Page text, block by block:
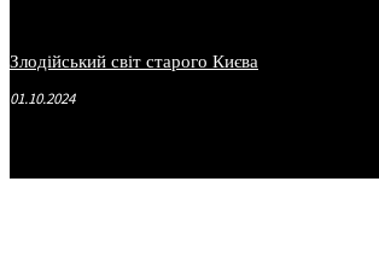
Злодійський світ старого Києва
01.10.2024